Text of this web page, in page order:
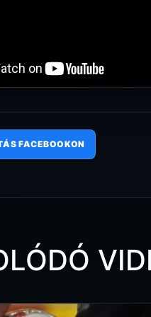
FACEBOOKON